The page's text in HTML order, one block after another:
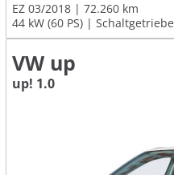
EZ 03/2018
72.260 km
44 kW (60 PS)
Schaltgetriebe
VW up
up! 1.0